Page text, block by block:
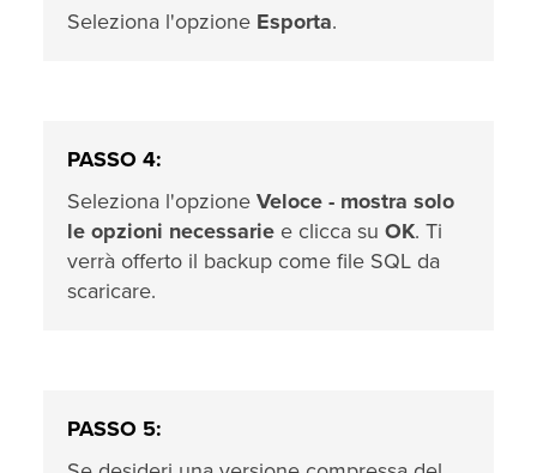
Seleziona l'opzione Esporta.
PASSO 4:
Seleziona l'opzione Veloce - mostra solo
le opzioni necessarie e clicca su OK. Ti
verrà offerto il backup come file SQL da
scaricare.
PASSO 5: